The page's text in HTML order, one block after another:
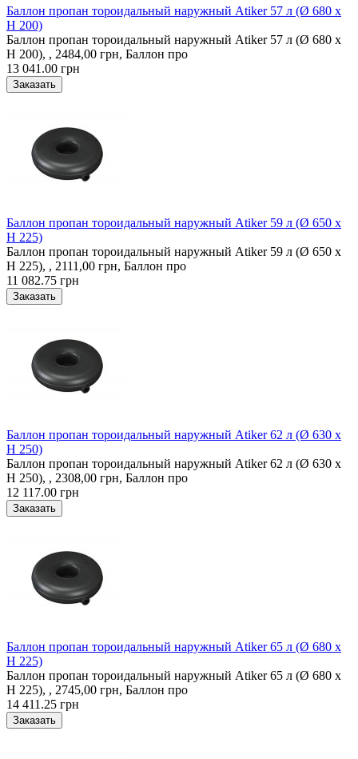
Баллон пропан тороидальный наружный Atiker 57 л (Ø 680 х
H 200)
Баллон пропан тороидальный наружный Atiker 57 л (Ø 680 х
H 200), , 2484,00 грн, Баллон про
13 041.00 грн
Баллон пропан тороидальный наружный Atiker 59 л (Ø 650 х
H 225)
Баллон пропан тороидальный наружный Atiker 59 л (Ø 650 х
H 225), , 2111,00 грн, Баллон про
11 082.75 грн
Баллон пропан тороидальный наружный Atiker 62 л (Ø 630 х
H 250)
Баллон пропан тороидальный наружный Atiker 62 л (Ø 630 х
H 250), , 2308,00 грн, Баллон про
12 117.00 грн
Баллон пропан тороидальный наружный Atiker 65 л (Ø 680 х
H 225)
Баллон пропан тороидальный наружный Atiker 65 л (Ø 680 х
H 225), , 2745,00 грн, Баллон про
14 411.25 грн